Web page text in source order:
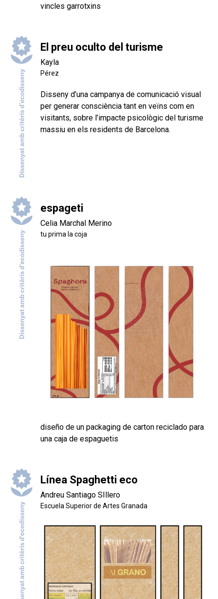
vincles garrotxins
El preu oculto del turisme
Kayla
Pérez
Disseny d’una campanya de comunicació visual
per generar consciència tant en veïns com en
visitants, sobre l’impacte psicològic del turisme
massiu en els residents de Barcelona.
espageti
Celia Marchal Merino
tu prima la coja
diseño de un packaging de carton reciclado para
una caja de espaguetis
Línea Spaghetti eco
Andreu Santiago SIllero
Escuela Superior de Artes Granada